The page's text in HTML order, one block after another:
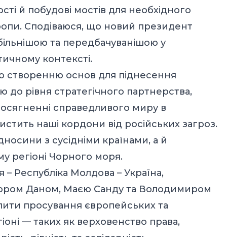
й побудові мостів для необхідного
Сподіваюся, що новий президент
та передбачуванішою у
контексті.
створенню основ для піднесення
до рівня стратегічного партнерства,
справедливого миру в
наші кордони від російських загроз.
з сусідніми країнами, а й
регіоні Чорного моря.
Республіка Молдова – Україна,
Даном, Маєю Санду та Володимиром
просування європейських та
— таких як верховенство права,